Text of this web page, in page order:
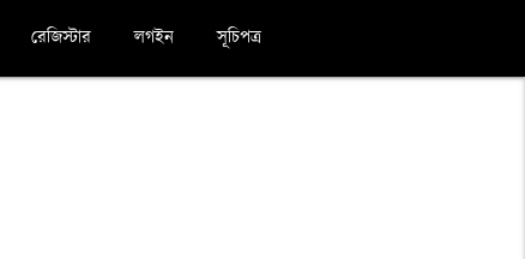
সূচিপত্র
লগইন
রেজিস্টার